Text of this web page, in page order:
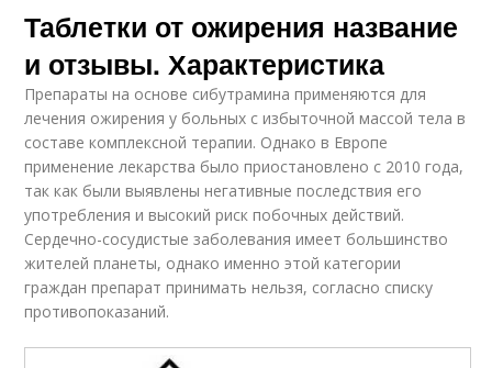
Таблетки от ожирения название
и отзывы. Характеристика
Препараты на основе сибутрамина применяются для
лечения ожирения у больных с избыточной массой тела в
составе комплексной терапии. Однако в Европе
применение лекарства было приостановлено с 2010 года,
так как были выявлены негативные последствия его
употребления и высокий риск побочных действий.
Сердечно-сосудистые заболевания имеет большинство
жителей планеты, однако именно этой категории
граждан препарат принимать нельзя, согласно списку
противопоказаний.